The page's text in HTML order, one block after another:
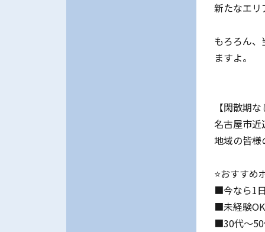
新たなエリ
もろろん
ますよ。
【閑散期
名古屋市
地域の皆様
⭐おすすめ
■今なら1
■未経験
■30代～50